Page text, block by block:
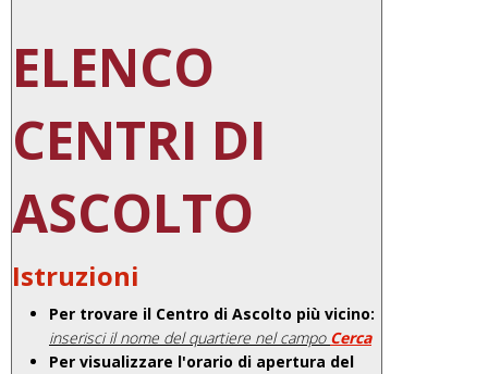
ELENCO
CENTRI DI
ASCOLTO
Istruzioni
Per trovare il Centro di Ascolto più vicino:
inserisci il nome del quartiere nel campo Cerca
Per visualizzare l'orario di apertura del